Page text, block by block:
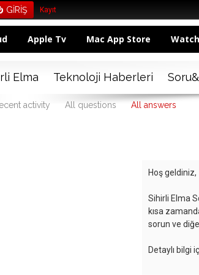
Kayıt
Apple Tv Mac App Store Watch
Elma Teknoloji Haberleri
activity All questions All answers
Hoş geldiniz,
Sihirli Elma
kısa
sorun ve
Detaylı bilgi